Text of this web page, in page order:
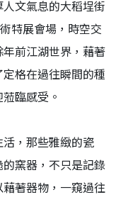
⽂氣息的⼤稻埕街
特展會場，時空交
前江湖世界，藉著
格在過往瞬間的種
臨感受。
，那些雅緻的瓷
窯器，不只是記錄
著器物，⼀窺過往